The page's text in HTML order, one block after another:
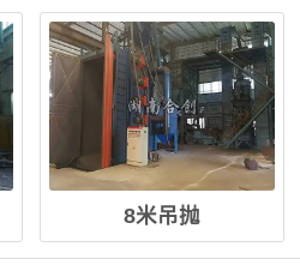
8米吊抛